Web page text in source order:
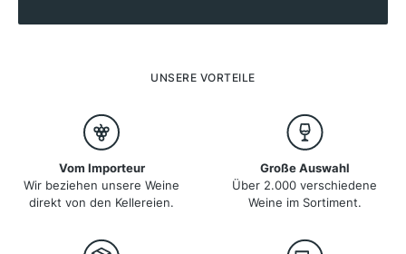
verleiht. Das kontinentale Klima mit kalten Wintern und
Lagrein. Die Weißweine zeichnen sich durch ihre
und Eleganz überzeugen.
UNSERE VORTEILE
Vom Importeur
Wir beziehen unsere Weine
direkt von den Kellereien.
Große Auswahl
Über 2.000 verschiedene
Weine im Sortiment.